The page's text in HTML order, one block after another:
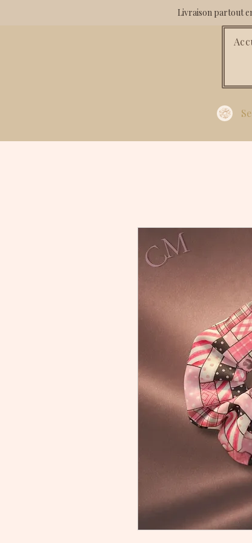
Livraison partout